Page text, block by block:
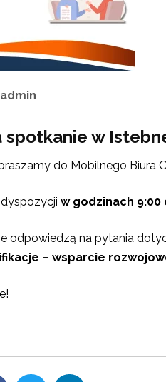
admin
spotkanie w
do Mobilnego Biura
w godzinach 9:00
odpowiedzą na pytania
– wsparcie